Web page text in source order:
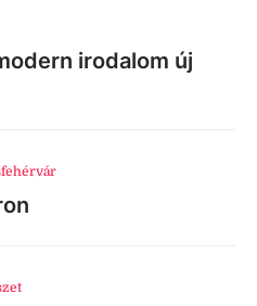
irodalom új